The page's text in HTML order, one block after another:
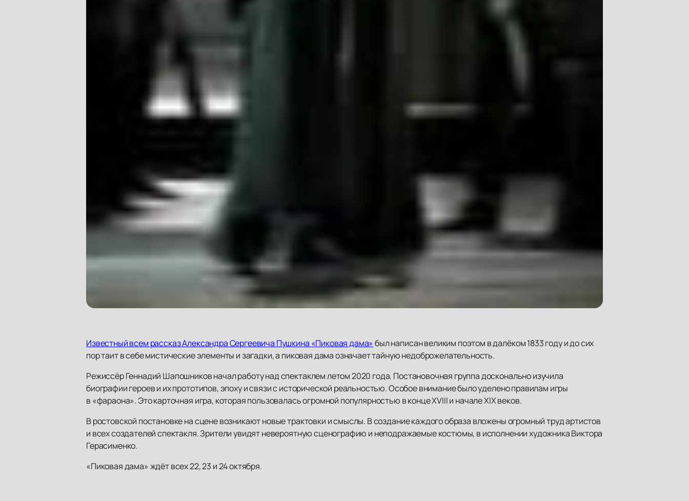
Известный всем рассказ Александра Сергеевича Пушкина «Пиковая дама» был написан великим поэтом в далёком 1833 году и до сих
пор таит в себе мистические элементы и загадки, а пиковая дама означает тайную недоброжелательность.
Режиссёр Геннадий Шапошников начал работу над спектаклем летом 2020 года. Постановочная группа досконально изучила
биографии героев и их прототипов, эпоху и связи с исторической реальностью. Особое внимание было уделено правилам игры
в «фараона». Это карточная игра, которая пользовалась огромной популярностью в конце XVIII и начале XIX веков.
В ростовской постановке на сцене возникают новые трактовки и смыслы. В создание каждого образа вложены огромный труд артистов
и всех создателей спектакля. Зрители увидят невероятную сценографию и неподражаемые костюмы, в исполнении художника Виктора
Герасименко.
«Пиковая дама» ждёт всех 22, 23 и 24 октября.